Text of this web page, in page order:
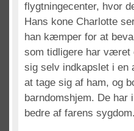
flygtningecenter, hvor
Hans kone Charlotte
han kæmper for at
som tidligere har været
sig selv indkapslet i en
at tage sig af ham, og
barndomshjem. De
bedre af farens sygdom.